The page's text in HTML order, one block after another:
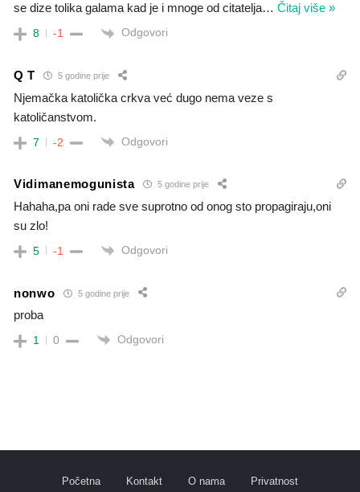
se dize tolika galama kad je i mnoge od citatelja… Čitaj više »
8 -1 Odgovori
Q T 5 godine prije
Njemačka katolička crkva već dugo nema veze s
katoličanstvom.
7 -2 Odgovori
Vidimanemogunista 5 godine prije
Hahaha,pa oni rade sve suprotno od onog sto propagiraju,oni
su zlo!
5 -1 Odgovori
nonwo 5 godine prije
proba
1 0 Odgovori
Početna Kontakt O nama Privatnost